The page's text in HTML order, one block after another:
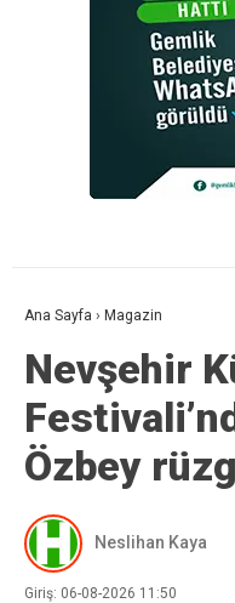
Ana Sayfa › Magazin
Nevşehir
Özbey
Neslihan Kaya
Giriş: 06-08-2026 11:50